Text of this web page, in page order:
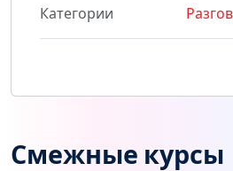
Категории
Смежные курсы